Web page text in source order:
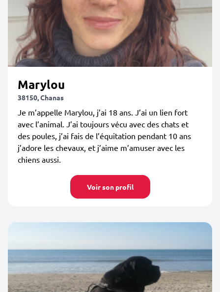
Marylou
38150, Chanas
Je m’appelle Marylou, j’ai 18 ans. J’ai un lien fort
avec l’animal. J’ai toujours vécu avec des chats et
des poules, j’ai fais de l’équitation pendant 10 ans
j’adore les chevaux, et j’aime m’amuser avec les
chiens aussi.
Voir son profil